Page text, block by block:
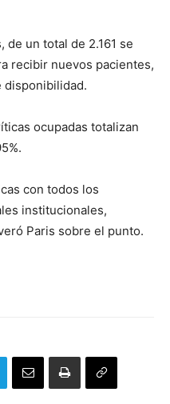
de un total de 2.161 se
recibir nuevos pacientes,
disponibilidad.
ocupadas totalizan
con todos los
institucionales,
Paris sobre el punto.